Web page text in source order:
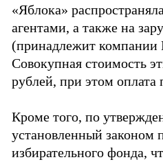
«Яблока»
агентами, а также на
(принадлежит компании
Совокупная стоимость
рублей, при этом оплата
Кроме того, по
установленный законом
избирательного фонда,